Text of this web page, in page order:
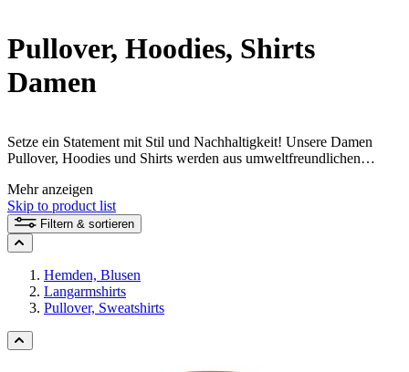
Pullover, Hoodies, Shirts
Damen
Setze ein Statement mit Stil und Nachhaltigkeit! Unsere Damen
Pullover, Hoodies und Shirts werden aus umweltfreundlichen
Gutes für die Welt tust. Entdecke jetzt die perfekte Kombination aus
Fashion und Umweltbewusstsein!
Mehr anzeigen
Skip to product list
Filtern & sortieren
Hemden, Blusen
Langarmshirts
Pullover, Sweatshirts